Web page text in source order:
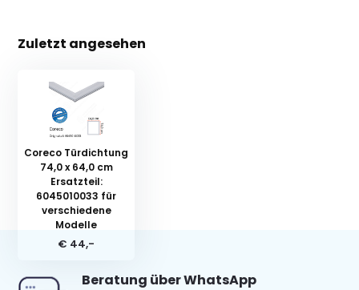
Zuletzt angesehen
Coreco Türdichtung
74,0 x 64,0 cm
Ersatzteil:
6045010033 für
verschiedene
Modelle
€ 44,-
Beratung über WhatsApp